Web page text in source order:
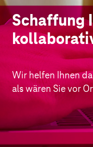
Schaffung
Wir helfen Ihnen
als wären Sie vor